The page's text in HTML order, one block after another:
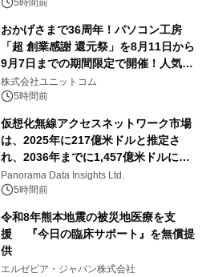
5時間前
おかげさまで36周年！パソコン工房
「超 創業感謝 還元祭」を8月11日から
9月7日までの期間限定で開催！人気の
ゲーミングPCや高性能ノートPCなど
対象iiyama PCのご購入で最大3万円分
株式会社ユニットコム
5時間前
仮想化無線アクセスネットワーク市場
は、2025年に217億米ドルと推定さ
れ、2036年までに1,457億米ドルに達
すると予測されており、予測期間
（2026年～2036年）
Panorama Data Insights Ltd.
5時間前
令和8年熊本地震の被災地医療を支
援 『今日の臨床サポート』を無償提
供
エルゼビア・ジャパン株式会社